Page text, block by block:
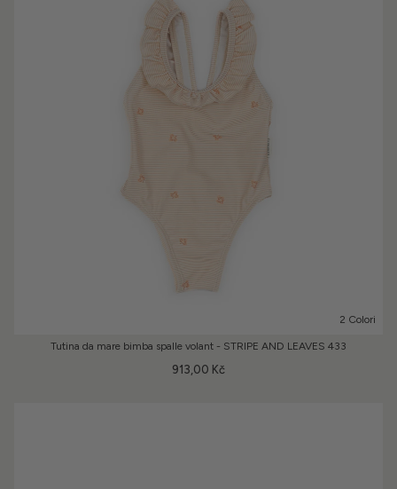
2 Colori
Tutina da mare bimba spalle volant - STRIPE AND LEAVES 433
913,00 Kč